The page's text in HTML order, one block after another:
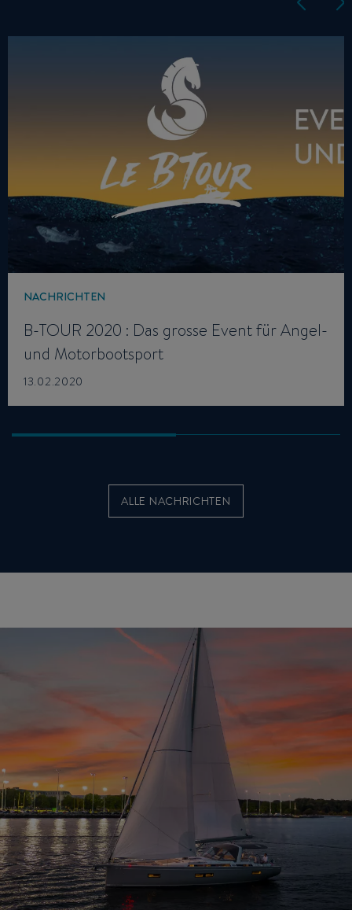
NACHRICHTEN
B-TOUR 2020 : Das grosse Event für Angel-
und Motorbootsport
13.02.2020
ALLE NACHRICHTEN